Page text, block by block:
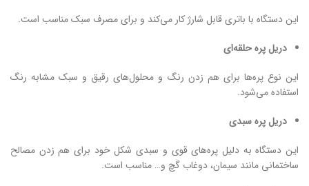
این دستگاه با باتری قابل شارژ کار می‌کند و برای مصرف سبک مناسب است.
دریل پره حلقهای
این نوع پره‌ها برای هم زدن رنگ و محلول‌های رقیق و سبک مشابه رنگ
استفاده می‌شود.
دریل پره سبدی
این دستگاه به دلیل پره‌های قوی و سبدی شکل خود برای هم زدن مصالح
ساختمانی مانند سیمان، دوغاب گچ و… مناسب است.